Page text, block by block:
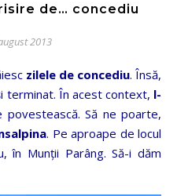
de… concediu
2013
zilele de concediu. Însă,
terminat. În acest context, l-
povestească. Să ne poarte,
. Pe aproape de locul
în Munţii Parâng. Să-i dăm